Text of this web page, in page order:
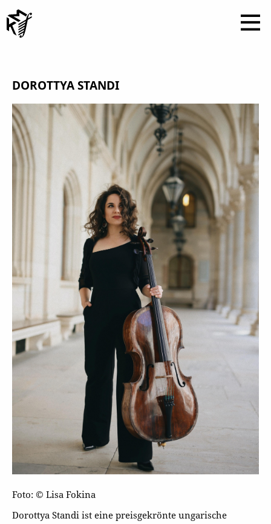
DOROTTYA STANDI
Foto: © Lisa Fokina
Dorottya Standi ist eine preisgekrönte ungarische